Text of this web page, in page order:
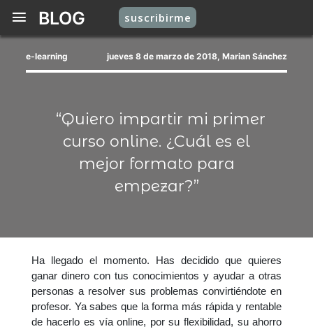
BLOG suscribirme
e-learning jueves 8 de marzo de 2018, Marian Sánchez
“Quiero impartir mi primer
curso online. ¿Cuál es el
mejor formato para
empezar?”
Ha llegado el momento. Has decidido que quieres
ganar dinero con tus conocimientos y ayudar a otras
personas a resolver sus problemas convirtiéndote en
profesor. Ya sabes que la forma más rápida y rentable
de hacerlo es vía online, por su flexibilidad, su ahorro